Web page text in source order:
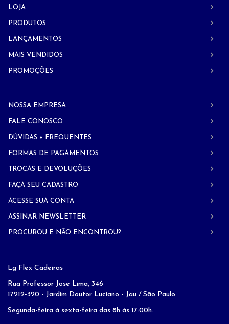
LOJA
PRODUTOS
LANÇAMENTOS
MAIS VENDIDOS
PROMOÇÕES
NOSSA EMPRESA
FALE CONOSCO
DÚVIDAS + FREQUENTES
FORMAS DE PAGAMENTOS
TROCAS E DEVOLUÇÕES
FAÇA SEU CADASTRO
ACESSE SUA CONTA
ASSINAR NEWSLETTER
PROCUROU E NÃO ENCONTROU?
Lg Flex Cadeiras
Rua Professor Jose Lima, 346
17212-320 - Jardim Doutor Luciano - Jau / São Paulo
Segunda-feira à sexta-feira das 8h às 17:00h.